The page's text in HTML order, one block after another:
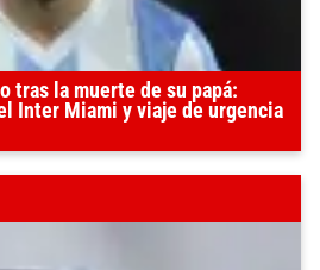
tras la muerte de su papá:
Inter Miami y viaje de urgencia